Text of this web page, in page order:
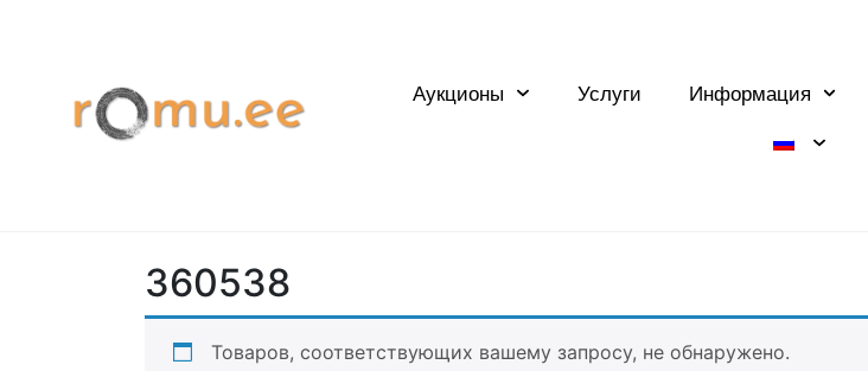
Аукционы Услуги Информация
360538
Товаров, соответствующих вашему запросу, не обнаружено.